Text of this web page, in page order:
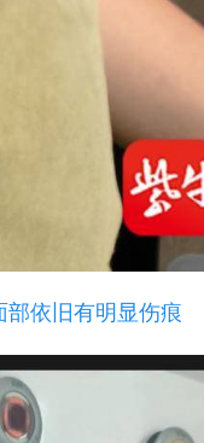
部依旧有明显伤痕